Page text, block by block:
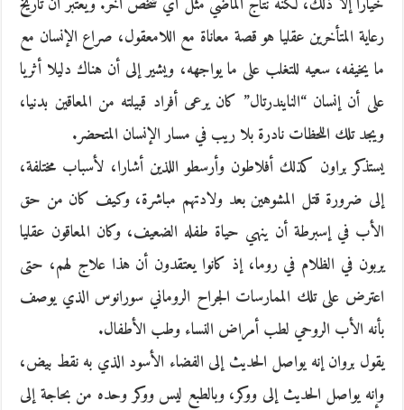
رعاية المتأخرين عقليا هو قصة معاناة مع اللامعقول، صراع الإنسان مع
ما يخيفه، سعيه للتغلب على ما يواجهه، ويشير إلى أن هناك دليلا أثريا
على أن إنسان “النايندرتال” كان يرعى أفراد قبيلته من المعاقين بدنيا،
ويجد تلك اللحظات نادرة بلا ريب في مسار الإنسان المتحضر.
يستذكر براون كذلك أفلاطون وأرسطو اللذين أشارا، لأسباب مختلفة،
إلى ضرورة قتل المشوهين بعد ولادتهم مباشرة، وكيف كان من حق
الأب في إسبرطة أن ينهي حياة طفله الضعيف، وكان المعاقون عقليا
يربون في الظلام في روما، إذ كانوا يعتقدون أن هذا علاج لهم، حتى
اعترض على تلك الممارسات الجراح الروماني سورانوس الذي يوصف
بأنه الأب الروحي لطب أمراض النساء وطب الأطفال.
يقول بروان إنه يواصل الحديث إلى الفضاء الأسود الذي به نقط بيض،
وإنه يواصل الحديث إلى ووكر، وبالطبع ليس ووكر وحده من بحاجة إلى